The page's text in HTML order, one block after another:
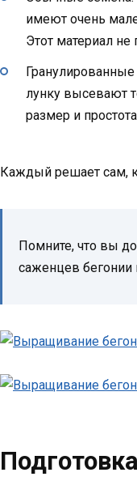
имеют очень
Этот материал не
лунку высевают
размер и
Каждый решает сам,
Помните, что вы
саженцев бегонии